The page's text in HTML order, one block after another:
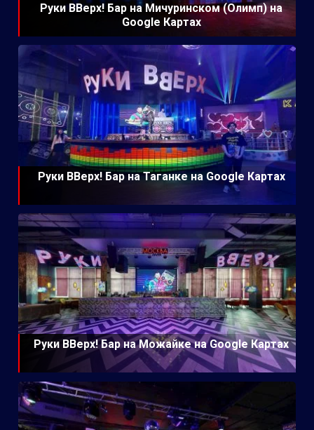
Руки ВВерх! Бар на Мичуринском (Олимп) на
Google Картах
Руки ВВерх! Бар на Таганке на Google Картах
Руки ВВерх! Бар на Можайке на Google Картах